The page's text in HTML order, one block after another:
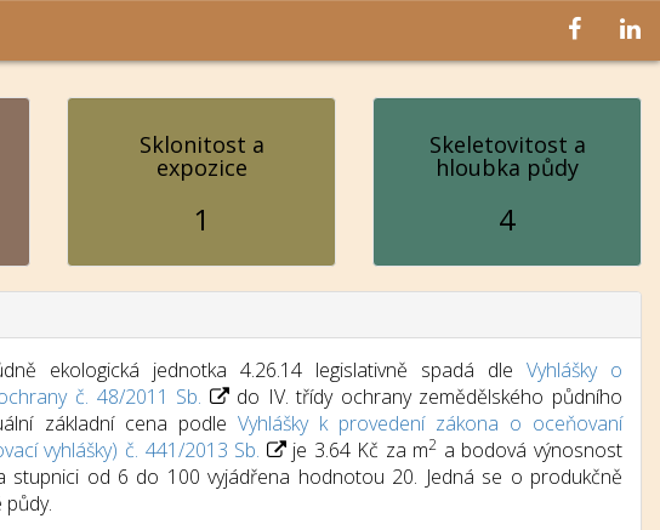
Sklonitost a
expozice
1
Skeletovitost a
hloubka půdy
4
ekologická jednotka 4.26.14 legislativně spadá dleVyhlášky o
č. 48/2011 Sb.
do IV. třídy ochrany zemědělského půdního
základní cena podle Vyhlášky k provedení zákona o oceňovaní
vyhlášky) č. 441/2013 Sb.
je 3.64 Kč za m2 a bodová výnosnost
stupnici od 6 do 100 vyjádřena hodnotou 20. Jedná se o produkčně
půdy.